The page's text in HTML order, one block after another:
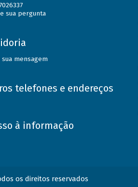
sua pergunta
sua mensagem
telefones e endereços
à informação
os direitos reservados